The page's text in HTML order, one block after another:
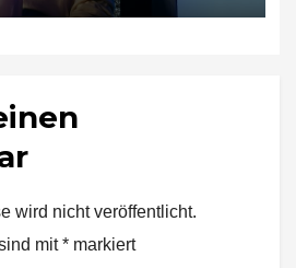
wird nicht veröffentlicht.
mit* markiert